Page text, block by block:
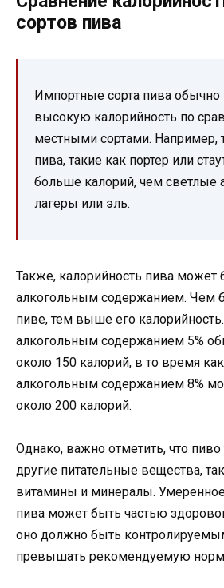
сортов пива
Импортные сорта пива
высокую калорийность по
местными сортами. Например,
пива, такие как портер или
больше калорий, чем светлые
лагеры или эль.
Также, калорийность пива может
алкогольным содержанием. Чем
пиве, тем выше его
алкогольным содержанием 5%
около 150 калорий, в то время
алкогольным содержанием 8%
около 200 калорий.
Однако, важно отметить, что
другие питательные вещества,
витамины и минералы.
пива может быть частью
оно должно быть
превышать рекомендуемую